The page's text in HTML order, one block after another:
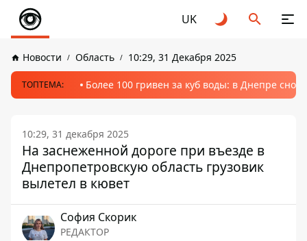
UK
Новости Область 10:29, 31 Декабря 2025
ТОПТЕМА: Более 100 гривен за куб воды: в Днепре
10:29, 31 декабря 2025
На заснеженной дороге при въезде в
Днепропетровскую область грузовик
вылетел в кювет
София Скорик
РЕДАКТОР